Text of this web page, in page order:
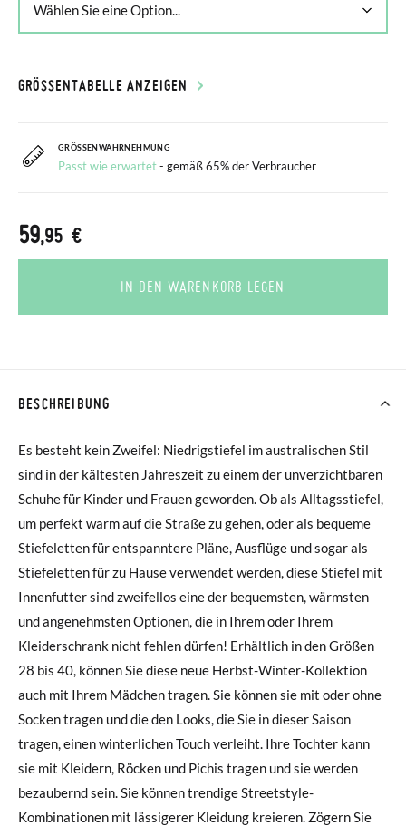
GRÖSSENTABELLE ANZEIGEN
GRÖSSENWAHRNEHMUNG
Passt wie erwartet- gemäß 65% der Verbraucher
59,95 €
IN DEN WARENKORB LEGEN
BESCHREIBUNG
Es besteht kein Zweifel: Niedrigstiefel im australischen Stil
sind in der kältesten Jahreszeit zu einem der unverzichtbaren
Schuhe für Kinder und Frauen geworden. Ob als Alltagsstiefel,
um perfekt warm auf die Straße zu gehen, oder als bequeme
Stiefeletten für entspanntere Pläne, Ausflüge und sogar als
Stiefeletten für zu Hause verwendet werden, diese Stiefel mit
Innenfutter sind zweifellos eine der bequemsten, wärmsten
und angenehmsten Optionen, die in Ihrem oder Ihrem
Kleiderschrank nicht fehlen dürfen! Erhältlich in den Größen
28 bis 40, können Sie diese neue Herbst-Winter-Kollektion
auch mit Ihrem Mädchen tragen. Sie können sie mit oder ohne
Socken tragen und die den Looks, die Sie in dieser Saison
tragen, einen winterlichen Touch verleiht. Ihre Tochter kann
sie mit Kleidern, Röcken und Pichis tragen und sie werden
bezaubernd sein. Sie können trendige Streetstyle-
Kombinationen mit lässigerer Kleidung kreieren. Zögern Sie